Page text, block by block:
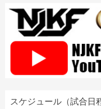
スケジュール（試合日